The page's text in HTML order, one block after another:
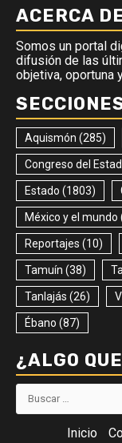
ACERCA
Somos un portal
difusión de las
objetiva, oportuna
Aquismón (285)
Congreso del
Estado (1803)
México y el mundo
Reportajes (10)
Tamuín (38)
Tanlajás (26)
Ébano (87)
¿ALGO
Buscar:
Inicio